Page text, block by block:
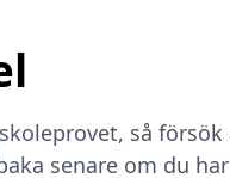
så
senare om du